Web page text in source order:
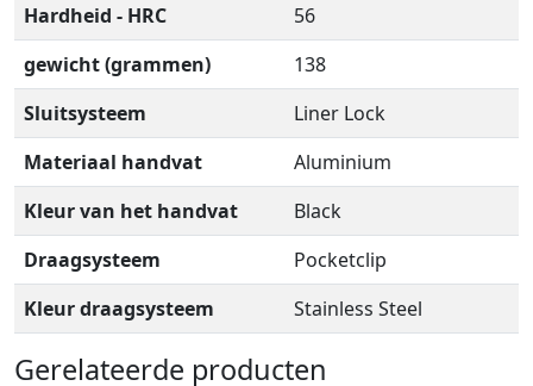
Hardheid - HRC
56
gewicht (grammen)
138
Sluitsysteem
Liner Lock
Materiaal handvat
Aluminium
Kleur van het handvat
Black
Draagsysteem
Pocketclip
Kleur draagsysteem
Stainless Steel
Gerelateerde producten